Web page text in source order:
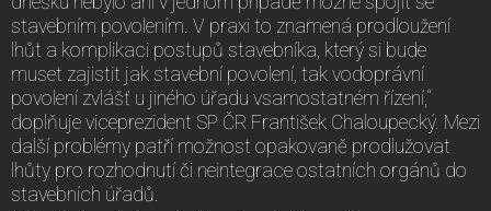
stavebním povolením. V praxi to znamená prodloužení
lhůt a komplikaci postupů stavebníka, který si bude
muset zajistit jak stavební povolení, tak vodoprávní
povolení zvlášť u jiného úřadu vsamostatném řízení,“
doplňuje viceprezident SP ČR František Chaloupecký. Mezi
další problémy patří možnost opakovaně prodlužovat
lhůty pro rozhodnutí či neintegrace ostatních orgánů do
stavebních úřadů.